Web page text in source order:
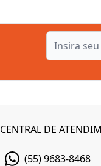
CENTRAL DE
(55) 9683-8468